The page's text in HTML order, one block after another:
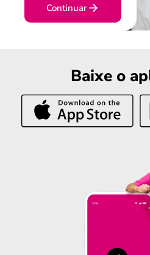
Continuar
Baixe o